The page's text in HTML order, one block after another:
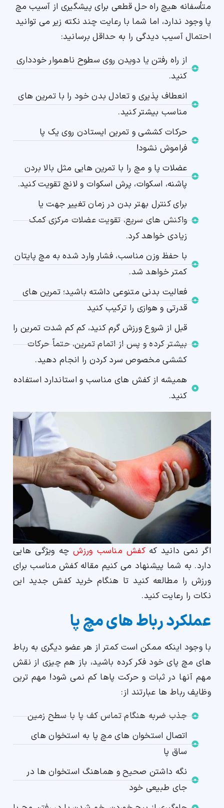
متأسفانه هیچ راه حل قطعی برای پیشگیری از آسیب مچ
پا وجود ندارد، اما شما با رعایت چند نکته زیر می توانید
احتمال آسیب دیدگی را به حداقل برسانید:
از راه رفتن یا دویدن روی سطوح ناهموار خودداری
کنید.
انعطاف پذیری و تعادل بدن خود را با تمرین های
مناسب بیشتر کنید.
حرکات کششی و تمرین ایستادن روی یک پا
فراموش نشود!
عضلات پا و مچ را با تمرین هایی مثل بالا بردن
پاشنه، اسکوات، پرش اسکوات و لانچ تقویت کنید.
برای کنترل بهتر بدن در زمان تغییر جهت یا
واکنش های سریع، تقویت عضلات مرکزی کمک
زیادی خواهد کرد.
با حفظ وزن مناسب، فشار وارد شده به مچ پایتان
کمتر خواهد شد.
فعالیت بدنی متنوعی داشته باشید؛ تمرین های
قدرتی و هوازی را ترکیب کنید
قبل از شروع ورزش گرم کنید، کم کم شدت تمرین را
بیشتر کرده و پس از اتمام تمرین، حتماً حرکات
کششی مخصوص سرد کردن را انجام دهید.
همیشه از کفش های مناسب و استاندارد استفاده
کنید.
اگر نمی دانید که کفش مناسب ورزشچه ویژگی هایی
دارد. به شما پیشنهاد می کنیم مقاله کفش مناسب برای
ورزش را مطالعه کنید تا هنگام خرید کفش جدید این
نکات را رعایت کنید.
عملکرد رباط های مچ پا
با وجود اینکه ممکن است کمتر از هر عضو دیگری به رباط
های مچ پای خود فکر کرده باشید، باز هم چیزی از نقش
مهم آنها در ثبات و حرکت پاها کم نمی شود! مهم ترین
وظایف رباط ها عبارتند از:
جذب ضربه هنگام تماس کف پا با سطح زمین
اتصال استخوان های مچ پا به استخوان های
ساق پا
نگه داشتن صحیح و هماهنگ استخوان ها در
جای طبیعی خود